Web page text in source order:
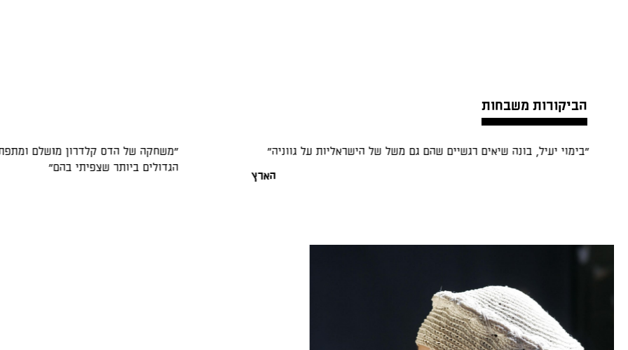
הביקורות משבחות
"משחקה של הדס קלדרון מושלם ומתפתח בהדרגה אל אחד השיאים הדרמטיים
"ההצגה "הגר" בונה מציאות חזקה
קלדרון שמצליחה להמחיש את